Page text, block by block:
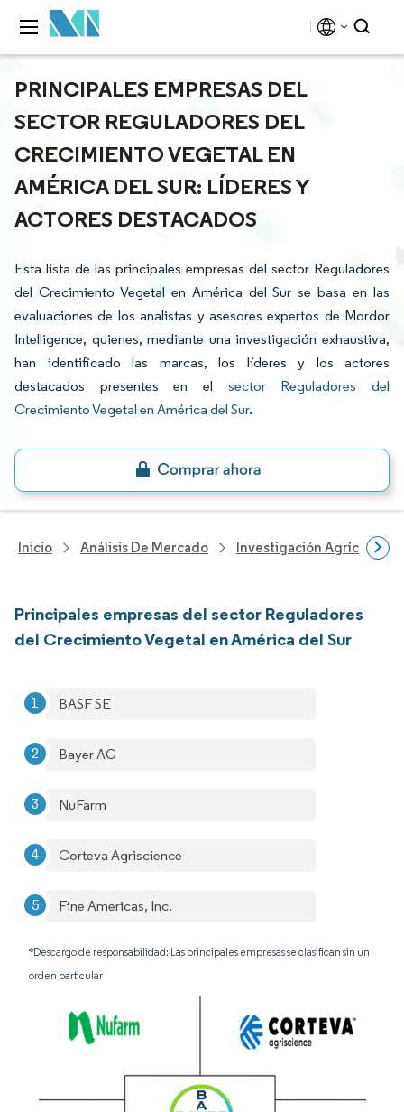
PRINCIPALES EMPRESAS DEL
SECTOR REGULADORES DEL
CRECIMIENTO VEGETAL EN
AMÉRICA DEL SUR: LÍDERES Y
ACTORES DESTACADOS
Esta lista de las principales empresas del sector Reguladores
del Crecimiento Vegetal en América del Sur se basa en las
evaluaciones de los analistas y asesores expertos de Mordor
Intelligence, quienes, mediante una investigación exhaustiva,
han identificado las marcas, los líderes y los actores
destacados presentes en el sector Reguladores del
Crecimiento Vegetal en América del Sur.
Inicio Análisis De Mercado Investigación Agrícola
Principales empresas del sector Reguladores
del Crecimiento Vegetal en América del Sur
BASF SE
Bayer AG
NuFarm
Corteva Agriscience
Fine Americas, Inc.
*Descargo de responsabilidad: Las principales empresas se clasifican sin un
orden particular